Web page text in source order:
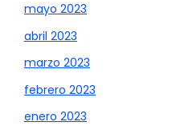
mayo 2023
abril 2023
marzo 2023
febrero 2023
enero 2023